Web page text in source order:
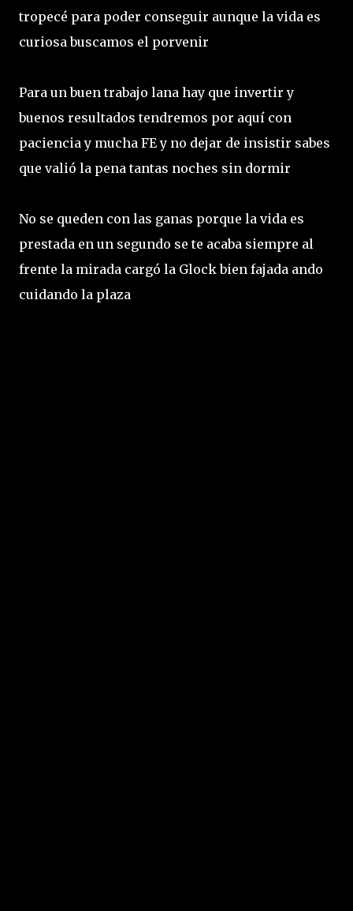
tropecé para poder conseguir aunque la vida es
curiosa buscamos el porvenir
Para un buen trabajo lana hay que invertir y
buenos resultados tendremos por aquí con
paciencia y mucha FE y no dejar de insistir sabes
que valió la pena tantas noches sin dormir
No se queden con las ganas porque la vida es
prestada en un segundo se te acaba siempre al
frente la mirada cargó la Glock bien fajada ando
cuidando la plaza